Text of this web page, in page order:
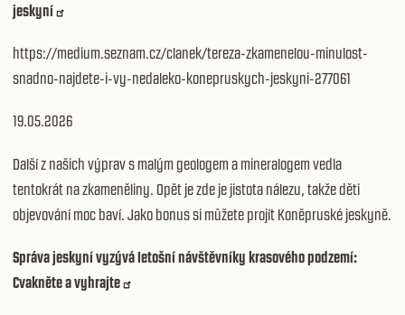
jeskyní
https://medium.seznam.cz/clanek/tereza-zkamenelou-minulost-
snadno-najdete-i-vy-nedaleko-konepruskych-jeskyni-277061
19.05.2026
Další z našich výprav s malým geologem a mineralogem vedla
tentokrát na zkameněliny. Opět je zde je jistota nálezu, takže děti
objevování moc baví. Jako bonus si můžete projít Koněpruské jeskyně.
Správa jeskyní vyzývá letošní návštěvníky krasového podzemí:
Cvakněte a vyhrajte